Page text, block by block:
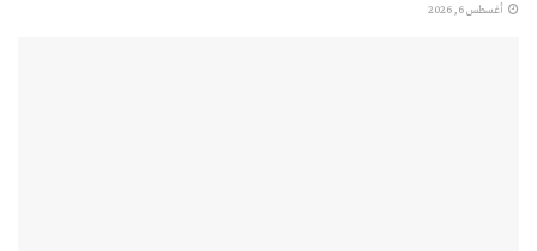
أغسطس 6, 2026